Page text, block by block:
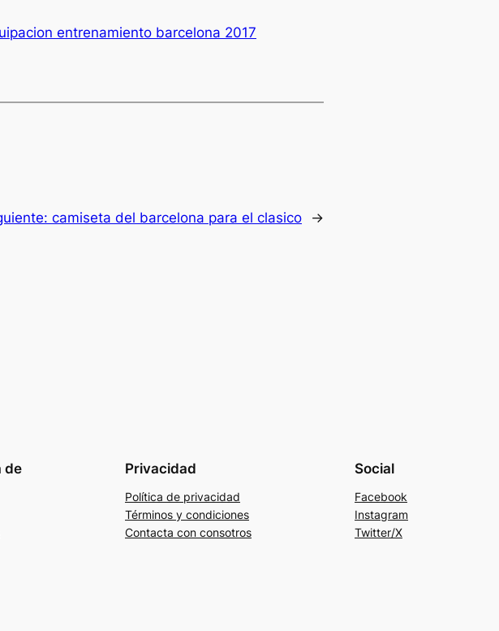
entrenamiento barcelona 2017
camiseta del barcelona para el clasico →
de Privacidad
Política de privacidad
Términos y condiciones
Contacta con consotros
Social
Facebook
Instagram
Twitter/X